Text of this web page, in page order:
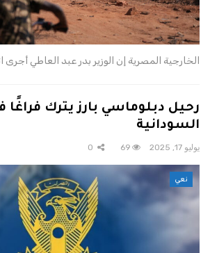
الخارجية المصرية إن الوزير بدر عبد العاطي أجرى
رحيل دبلوماسي بارز يترك فراغًا
السودانية
يوليو 17, 2025 69
نعي